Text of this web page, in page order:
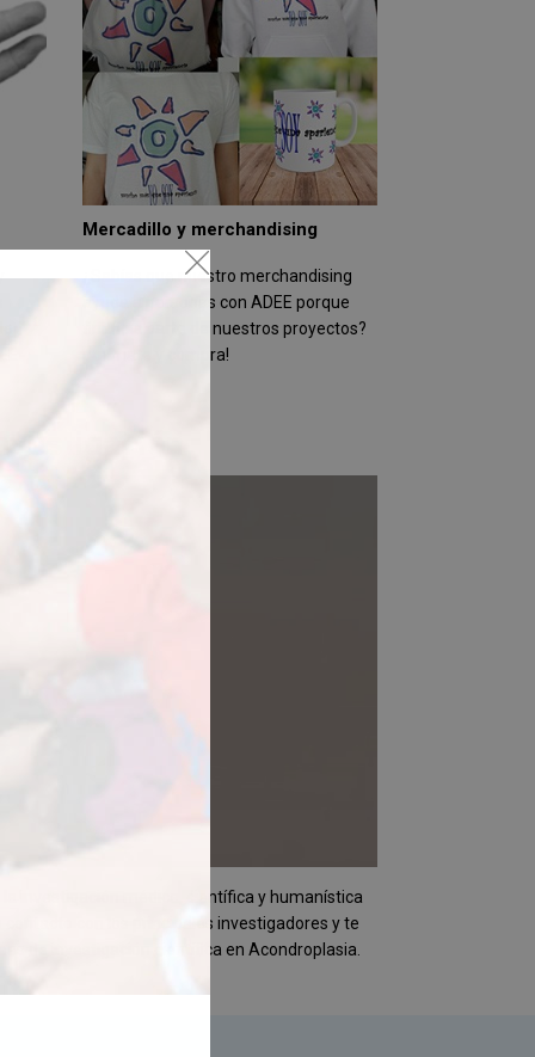
Mercadillo y merchandising
¿Sabías que nuestro merchandising
ayuda a personas con ADEE porque
financia parte de nuestros proyectos?
¡Anímate y compra!
la investigación médica, científica y humanística
contacto con los principales investigadores y te
de investigación científica en Acondroplasia.